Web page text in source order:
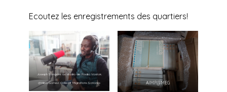
Ecoutez les enregistrements des quartiers!
Joseph Sangaré au studio de Radio Vostok.
@Alba Gomez. Collectif Migrations Sonores AIMP@MEG